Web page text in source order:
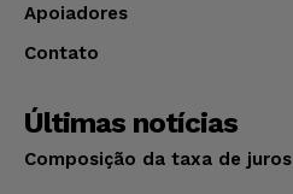
Apoiadores
Contato
Últimas notícias
Composição da taxa de juros